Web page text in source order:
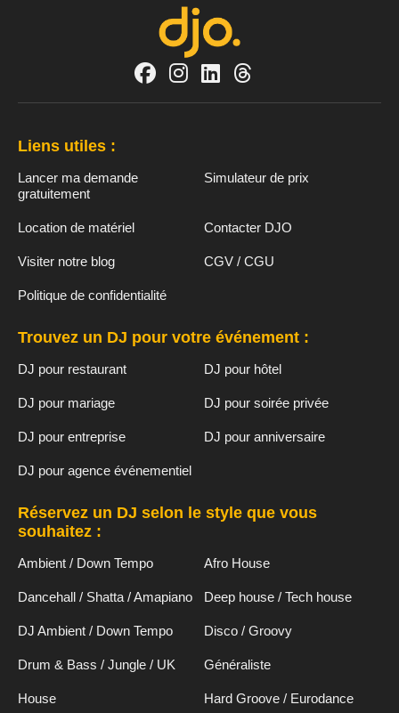
Liens utiles :
Lancer ma demande
gratuitement
Simulateur de prix
Location de matériel Contacter DJO
Visiter notre blog CGV / CGU
Politique de confidentialité
Trouvez un DJ pour votre événement :
DJ pour restaurant DJ pour hôtel
DJ pour mariage DJ pour soirée privée
DJ pour entreprise DJ pour anniversaire
DJ pour agence événementiel
Réservez un DJ selon le style que vous
souhaitez :
Ambient / Down Tempo Afro House
Dancehall / Shatta / Amapiano Deep house / Tech house
DJ Ambient / Down Tempo Disco / Groovy
Drum & Bass / Jungle / UK Généraliste
House Hard Groove / Eurodance